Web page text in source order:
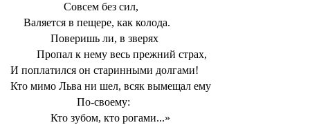
Совсем без сил,
Валяется в пещере, как колода.
Поверишь ли, в зверях
Пропал к нему весь прежний страх,
И поплатился он старинными долгами!
Кто мимо Льва ни шел, всяк вымещал ему
По-своему:
Кто зубом, кто рогами...»